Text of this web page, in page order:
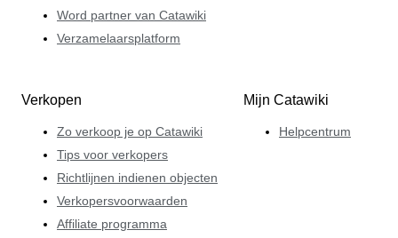
Word partner van Catawiki
Verzamelaarsplatform
Verkopen
Zo verkoop je op Catawiki
Tips voor verkopers
Richtlijnen indienen objecten
Verkopersvoorwaarden
Affiliate programma
Mijn Catawiki
Helpcentrum